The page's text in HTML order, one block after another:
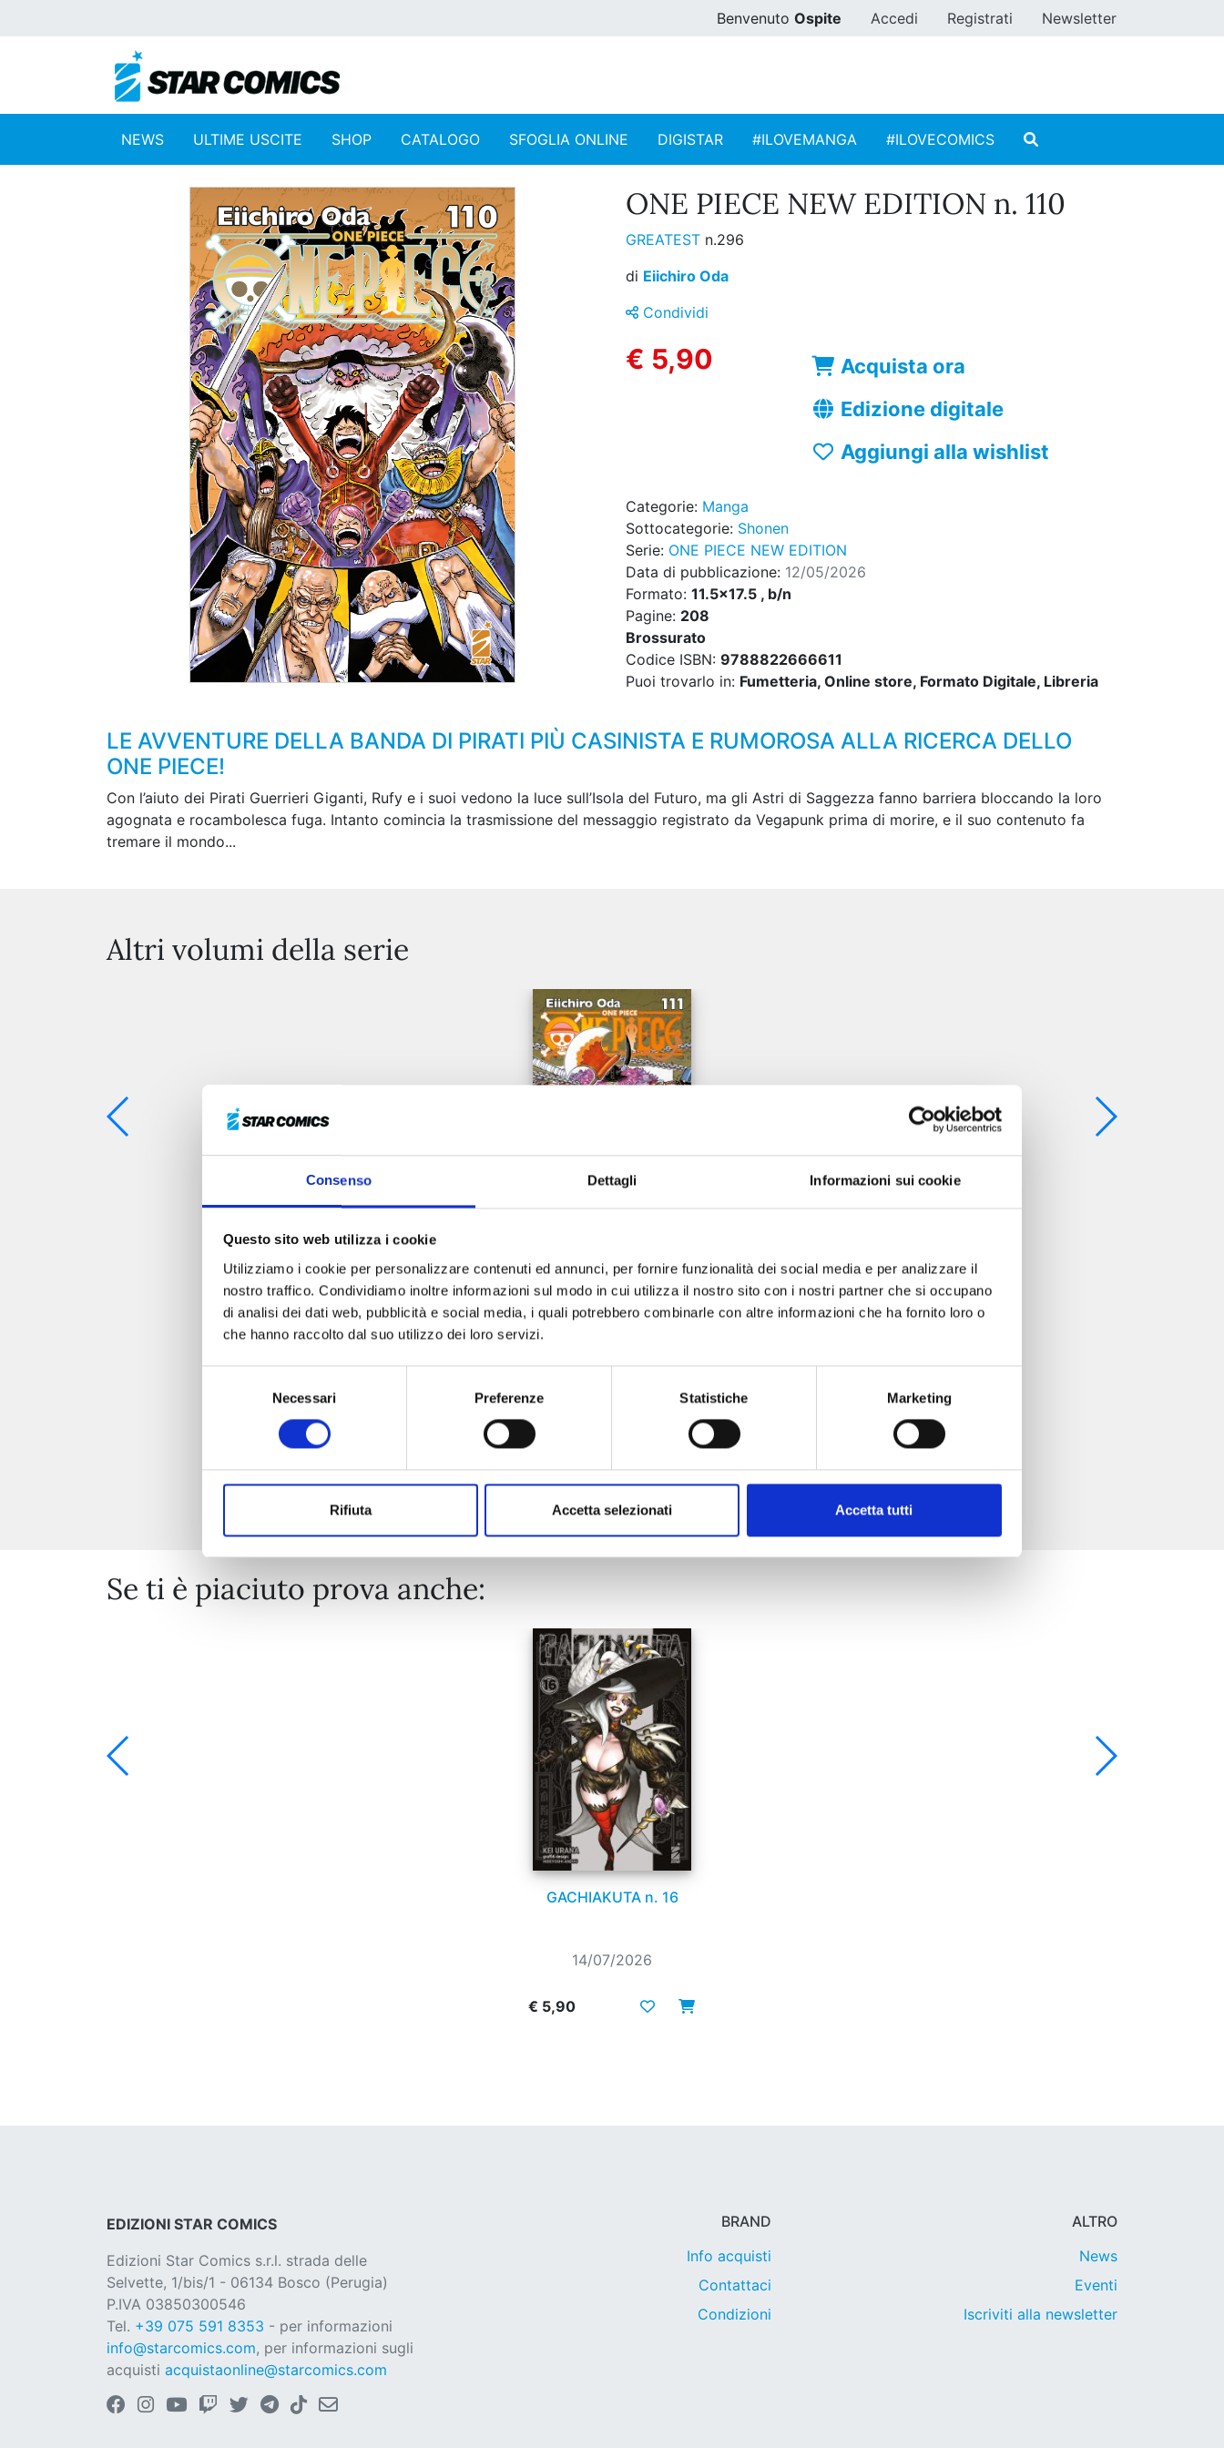
Consenso Dettagli Informazioni sui cookie
Questo sito web utilizza i cookie
Utilizziamo i cookie per personalizzare contenuti ed annunci, per fornire funzionalità dei social media e per analizzare il
nostro traffico. Condividiamo inoltre informazioni sul modo in cui utilizza il nostro sito con i nostri partner che si occupano
di analisi dei dati web, pubblicità e social media, i quali potrebbero combinarle con altre informazioni che ha fornito loro o
che hanno raccolto dal suo utilizzo dei loro servizi.
Necessari Preferenze Statistiche Marketing
Rifiuta Accetta selezionati Accetta tutti
Benvenuto Ospite Accedi Registrati Newsletter
NEWS ULTIME USCITE SHOP CATALOGO SFOGLIA ONLINE DIGISTAR #ILOVEMANGA #ILOVECOMICS
ONE PIECE NEW EDITION n. 110
GREATEST n.296
di Eiichiro Oda
Condividi
€ 5,90
Acquista ora
Edizione digitale
Aggiungi alla wishlist
Categorie: Manga
Sottocategorie: Shonen
Serie: ONE PIECE NEW EDITION
Data di pubblicazione: 12/05/2026
Formato: 11.5x17.5 , b/n
Pagine: 208
Brossurato
Codice ISBN: 9788822666611
Puoi trovarlo in: Fumetteria, Online store, Formato Digitale, Libreria
LE AVVENTURE DELLA BANDA DI PIRATI PIÙ CASINISTA E RUMOROSA ALLA RICERCA DELLO
ONE PIECE!
Con l’aiuto dei Pirati Guerrieri Giganti, Rufy e i suoi vedono la luce sull’Isola del Futuro, ma gli Astri di Saggezza fanno barriera bloccando la loro
agognata e rocambolesca fuga. Intanto comincia la trasmissione del messaggio registrato da Vegapunk prima di morire, e il suo contenuto fa
tremare il mondo...
Altri volumi della serie
25/08/2026
€ 5,90
Mostra tutto
Se ti è piaciuto prova anche:
GACHIAKUTA n. 16
14/07/2026
€ 5,90
EDIZIONI STAR COMICS
Edizioni Star Comics s.r.l. strada delle
Selvette, 1/bis/1 - 06134 Bosco (Perugia)
P.IVA 03850300546
Tel. +39 075 591 8353 - per informazioni
info@starcomics.com, per informazioni sugli
acquisti acquistaonline@starcomics.com
BRAND
Info acquisti
Contattaci
Condizioni
ALTRO
News
Eventi
Iscriviti alla newsletter